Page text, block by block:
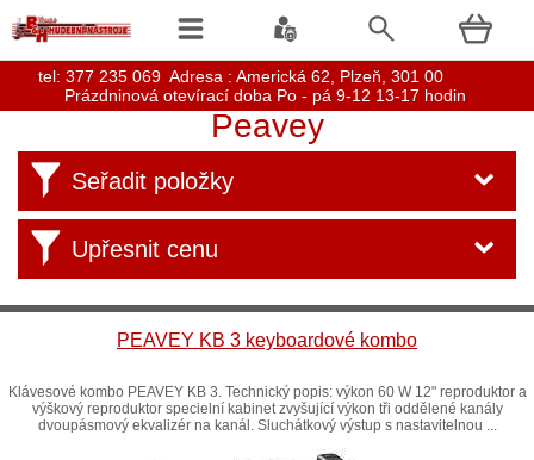
Peavey
Seřadit položky
Upřesnit cenu
PEAVEY KB 3 keyboardové kombo
Klávesové kombo PEAVEY KB 3. Technický popis: výkon 60 W 12" reproduktor a
výškový reproduktor specielní kabinet zvyšující výkon tři oddělené kanály
dvoupásmový ekvalizér na kanál. Sluchátkový výstup s nastavitelnou ...
tel: 377 235 069 Adresa : Americká 62, Plzeň, 301 00
Prázdninová otevírací doba Po - pá 9-12 13-17 hodin